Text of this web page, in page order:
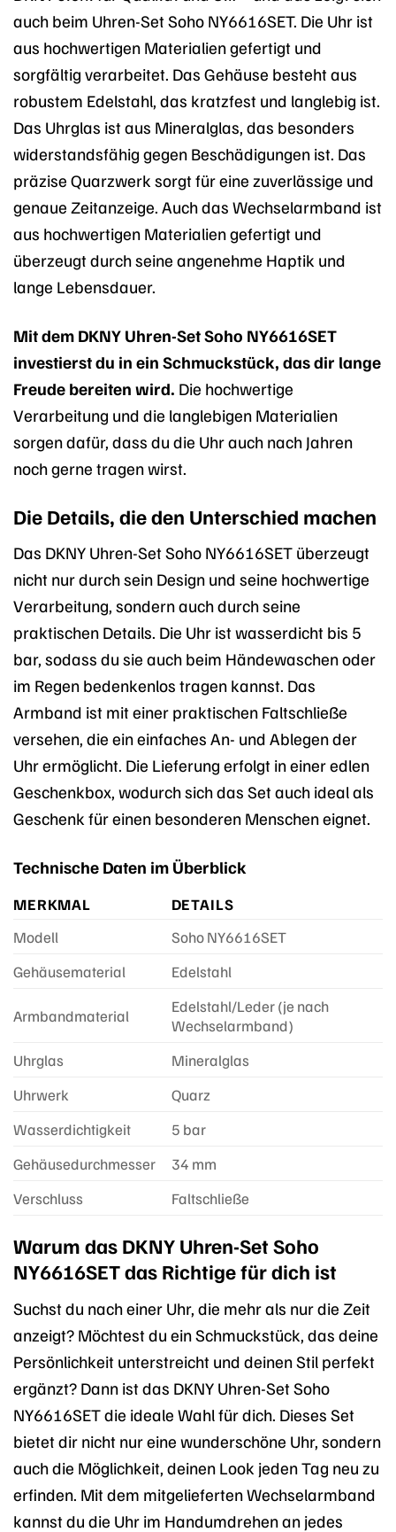
auch beim Uhren-Set Soho NY6616SET. Die Uhr ist
aus hochwertigen Materialien gefertigt und
sorgfältig verarbeitet. Das Gehäuse besteht aus
robustem Edelstahl, das kratzfest und langlebig ist.
Das Uhrglas ist aus Mineralglas, das besonders
widerstandsfähig gegen Beschädigungen ist. Das
präzise Quarzwerk sorgt für eine zuverlässige und
genaue Zeitanzeige. Auch das Wechselarmband ist
aus hochwertigen Materialien gefertigt und
überzeugt durch seine angenehme Haptik und
lange Lebensdauer.
Mit dem DKNY Uhren-Set Soho NY6616SET
investierst du in ein Schmuckstück, das dir lange
Freude bereiten wird. Die hochwertige
Verarbeitung und die langlebigen Materialien
sorgen dafür, dass du die Uhr auch nach Jahren
noch gerne tragen wirst.
Die Details, die den Unterschied machen
Das DKNY Uhren-Set Soho NY6616SET überzeugt
nicht nur durch sein Design und seine hochwertige
Verarbeitung, sondern auch durch seine
praktischen Details. Die Uhr ist wasserdicht bis 5
bar, sodass du sie auch beim Händewaschen oder
im Regen bedenkenlos tragen kannst. Das
Armband ist mit einer praktischen Faltschließe
versehen, die ein einfaches An- und Ablegen der
Uhr ermöglicht. Die Lieferung erfolgt in einer edlen
Geschenkbox, wodurch sich das Set auch ideal als
Geschenk für einen besonderen Menschen eignet.
Technische Daten im Überblick
MERKMAL
DETAILS
Modell
Soho NY6616SET
Gehäusematerial
Edelstahl
Armbandmaterial
Edelstahl/Leder (je nach
Wechselarmband)
Uhrglas
Mineralglas
Uhrwerk
Quarz
Wasserdichtigkeit
5 bar
Gehäusedurchmesser
34 mm
Verschluss
Faltschließe
Warum das DKNY Uhren-Set Soho
NY6616SET das Richtige für dich ist
Suchst du nach einer Uhr, die mehr als nur die Zeit
anzeigt? Möchtest du ein Schmuckstück, das deine
Persönlichkeit unterstreicht und deinen Stil perfekt
ergänzt? Dann ist das DKNY Uhren-Set Soho
NY6616SET die ideale Wahl für dich. Dieses Set
bietet dir nicht nur eine wunderschöne Uhr, sondern
auch die Möglichkeit, deinen Look jeden Tag neu zu
erfinden. Mit dem mitgelieferten Wechselarmband
kannst du die Uhr im Handumdrehen an jedes